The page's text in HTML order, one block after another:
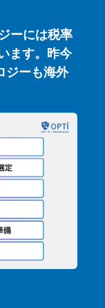
ーには税率
ます。昨今
ジーも海外